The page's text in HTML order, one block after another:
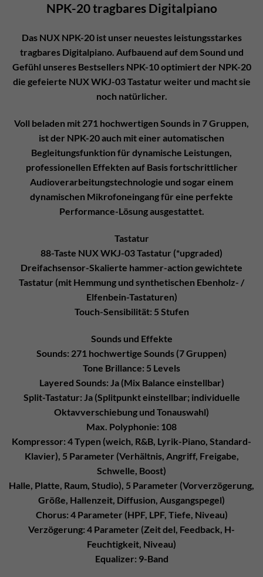
NPK-20 tragbares Digitalpiano
Das NUX NPK-20 ist unser neuestes leistungsstarkes
tragbares Digitalpiano. Aufbauend auf dem Sound und
Gefühl unseres Bestsellers NPK-10 optimiert der NPK-20
die gefeierte NUX WKJ-03 Tastatur weiter und macht sie
noch natürlicher.
Voll beladen mit 271 hochwertigen Sounds in 7 Gruppen,
ist der NPK-20 auch mit einer automatischen
Begleitungsfunktion für dynamische Leistungen,
professionellen Effekten auf Basis fortschrittlicher
Audioverarbeitungstechnologie und sogar einem
dynamischen Mikrofoneingang für eine perfekte
Performance-Lösung ausgestattet.
Tastatur
88-Taste NUX WKJ-03 Tastatur (*upgraded)
Dreifachsensor-Skalierte hammer-action gewichtete
Tastatur (mit Hemmung und synthetischen Ebenholz- /
Elfenbein-Tastaturen)
Touch-Sensibilität: 5 Stufen
Sounds und Effekte
Sounds: 271 hochwertige Sounds (7 Gruppen)
Tone Brillance: 5 Levels
Layered Sounds: Ja (Mix Balance einstellbar)
Split-Tastatur: Ja (Splitpunkt einstellbar; individuelle
Oktavverschiebung und Tonauswahl)
Max. Polyphonie: 108
Kompressor: 4 Typen (weich, R&B, Lyrik-Piano, Standard-
Klavier), 5 Parameter (Verhältnis, Angriff, Freigabe,
Schwelle, Boost)
Halle, Platte, Raum, Studio), 5 Parameter (Vorverzögerung,
Größe, Hallenzeit, Diffusion, Ausgangspegel)
Chorus: 4 Parameter (HPF, LPF, Tiefe, Niveau)
Verzögerung: 4 Parameter (Zeit del, Feedback, H-
Feuchtigkeit, Niveau)
Equalizer: 9-Band